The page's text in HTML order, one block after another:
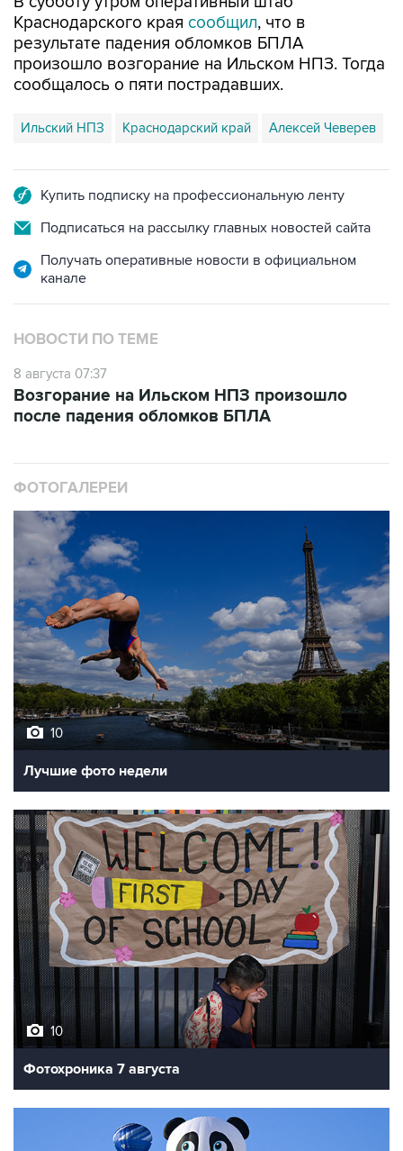
Краснодарского края сообщил, что в
результате падения обломков БПЛА
произошло возгорание на Ильском НПЗ. Тогда
сообщалось о пяти пострадавших.
Ильский НПЗ Краснодарский край Алексей Чеверев
Купить подписку на профессиональную ленту
Подписаться на рассылку главных новостей сайта
Получать оперативные новости в официальном
канале
НОВОСТИ ПО ТЕМЕ
8 августа 07:37
Возгорание на Ильском НПЗ произошло
после падения обломков БПЛА
ФОТОГАЛЕРЕИ
10
Лучшие фото недели
10
Фотохроника 7 августа